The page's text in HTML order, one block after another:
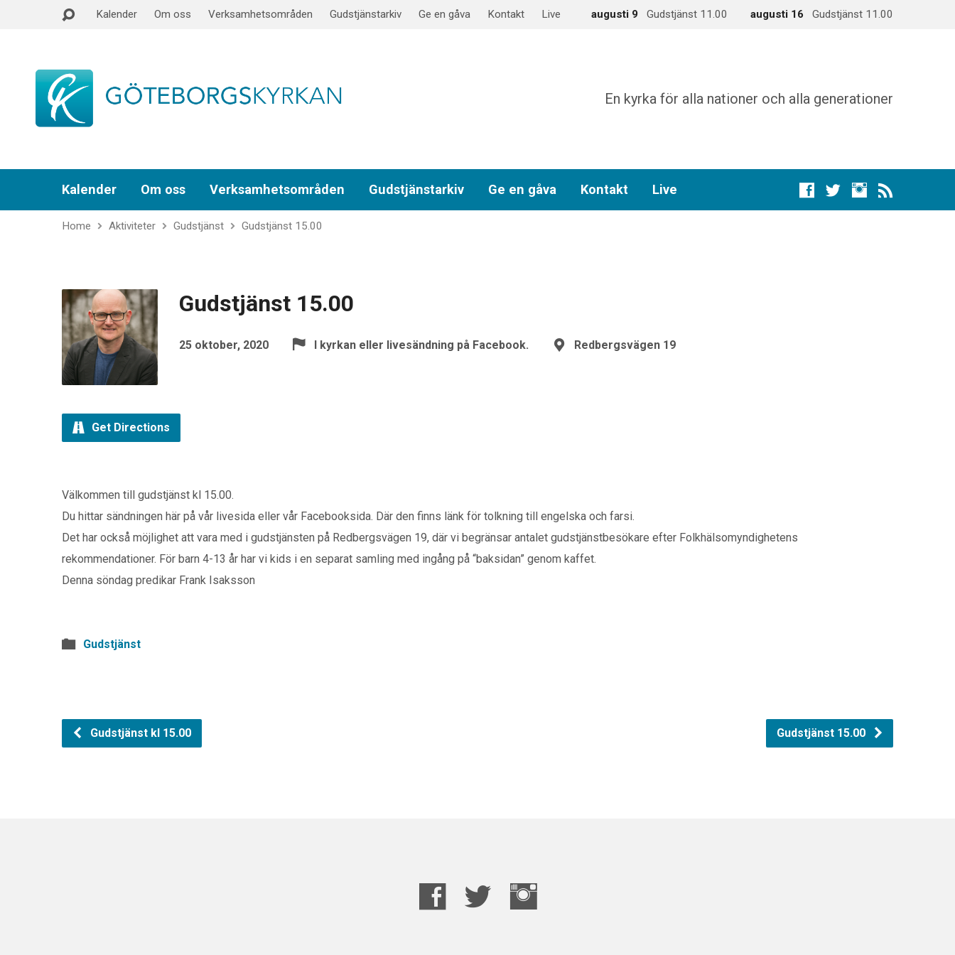
Kalender Om oss Verksamhetsområden Gudstjänstarkiv Ge en gåva Kontakt Live augusti 9 Gudstjänst 11.00 augusti 16 Gudstjänst 11.00
En kyrka för alla nationer och alla generationer
Kalender Om oss Verksamhetsområden Gudstjänstarkiv Ge en gåva Kontakt Live
Home Aktiviteter Gudstjänst Gudstjänst 15.00
Gudstjänst 15.00
25 oktober, 2020 I kyrkan eller livesändning på Facebook. Redbergsvägen 19
Get Directions
Välkommen till gudstjänst kl 15.00.
Du hittar sändningen här på vår livesida eller vår Facebooksida. Där den finns länk för tolkning till engelska och farsi.
Det har också möjlighet att vara med i gudstjänsten på Redbergsvägen 19, där vi begränsar antalet gudstjänstbesökare efter Folkhälsomyndighetens
rekommendationer. För barn 4-13 år har vi kids i en separat samling med ingång på “baksidan” genom kaffet.
Denna söndag predikar Frank Isaksson
Gudstjänst
Gudstjänst kl 15.00 Gudstjänst 15.00